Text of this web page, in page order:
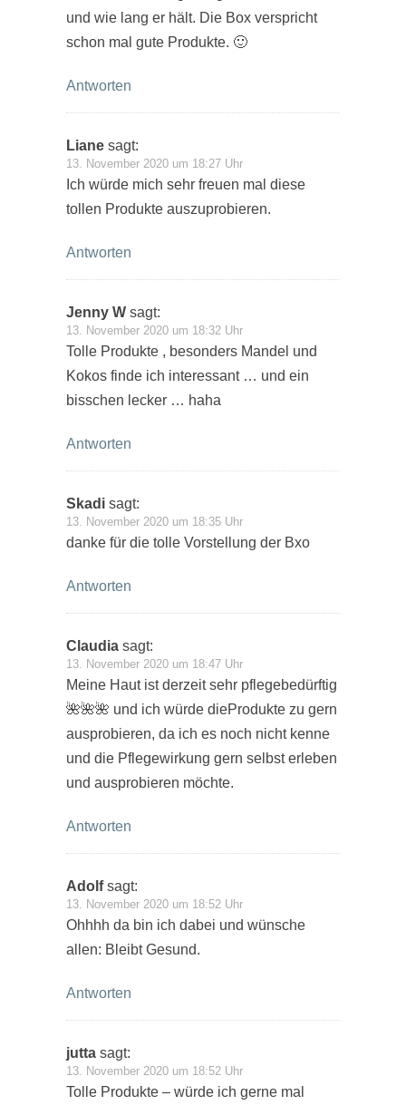
und wie lang er hält. Die Box verspricht
schon mal gute Produkte. 🙂
Antworten
Liane sagt:
13. November 2020 um 18:27 Uhr
Ich würde mich sehr freuen mal diese
tollen Produkte auszuprobieren.
Antworten
Jenny W sagt:
13. November 2020 um 18:32 Uhr
Tolle Produkte , besonders Mandel und
Kokos finde ich interessant … und ein
bisschen lecker … haha
Antworten
Skadi sagt:
13. November 2020 um 18:35 Uhr
danke für die tolle Vorstellung der Bxo
Antworten
Claudia sagt:
13. November 2020 um 18:47 Uhr
Meine Haut ist derzeit sehr pflegebedürftig
🌺🌺🌺 und ich würde dieProdukte zu gern
ausprobieren, da ich es noch nicht kenne
und die Pflegewirkung gern selbst erleben
und ausprobieren möchte.
Antworten
Adolf sagt:
13. November 2020 um 18:52 Uhr
Ohhhh da bin ich dabei und wünsche
allen: Bleibt Gesund.
Antworten
jutta sagt:
13. November 2020 um 18:52 Uhr
Tolle Produkte – würde ich gerne mal